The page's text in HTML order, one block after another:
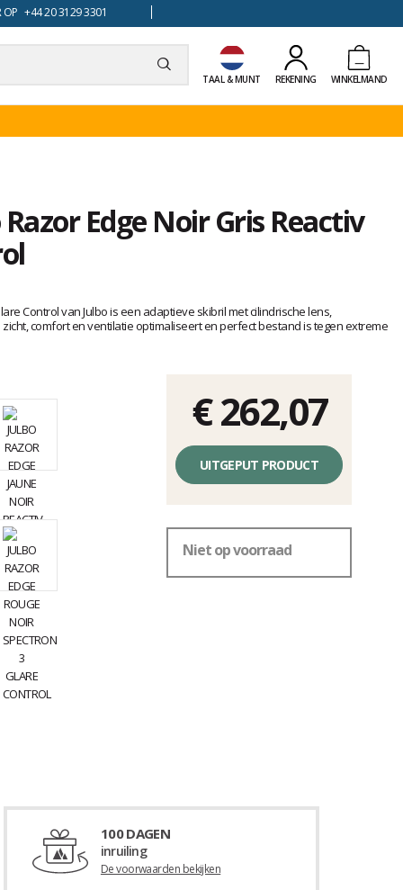
OP +44 20 3129 3301
TAAL & MUNT REKENING WINKELMAND
Edge Noir Gris Reactiv
Control van Julbo is een adaptieve skibril met cilindrische lens,
comfort en ventilatie optimaliseert en perfect bestand is tegen extreme
€ 262,07
Éénheidsprijs,
zonder
kosten
UITGEPUT PRODUCT
Niet op voorraad
100 DAGEN
inruiling
De voorwaarden bekijken